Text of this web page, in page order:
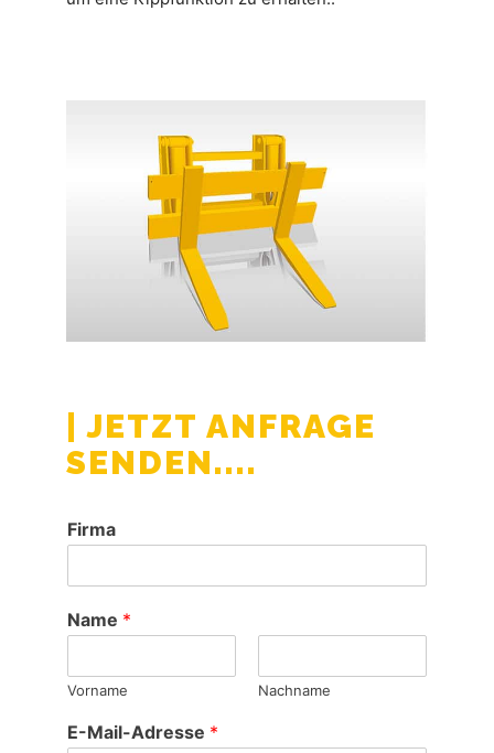
| JETZT ANFRAGE
SENDEN....
Firma
A
n
r
a
e
Name *
Vorname Nachname
E-Mail-Adresse *